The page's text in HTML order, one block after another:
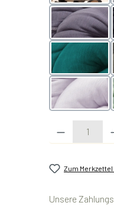
slate
teal
lavender
Produkt Anzahl:
Zum
Unsere